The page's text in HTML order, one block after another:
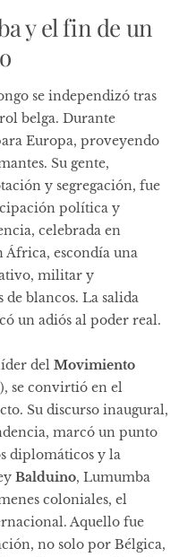
y el fin de un
se independizó tras
belga. Durante
Europa, proveyendo
Su gente,
y segregación, fue
política y
celebrada en
África, escondía una
militar y
blancos. La salida
un adiós al poder real.
del Movimiento
se convirtió en el
Su discurso inaugural,
marcó un punto
diplomáticos y la
Balduino, Lumumba
coloniales, el
Aquello fue
no solo por Bélgica,